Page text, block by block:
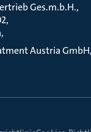
Ges.m.b.H.
Austria GmbH